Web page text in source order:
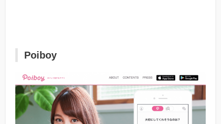
Poiboy